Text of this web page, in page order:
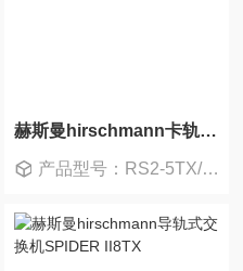
赫斯曼hirschmann卡轨交轨机RS2-5TX/FX
产品型号：RS2-5TX/FX